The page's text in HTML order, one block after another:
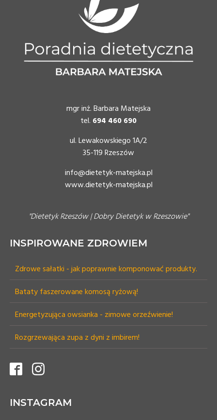
mgr inż. Barbara Matejska
tel. 694 460 690
ul. Lewakowskiego 1A/2
35-119 Rzeszów
info@dietetyk-matejska.pl
www.dietetyk-matejska.pl
"Dietetyk Rzeszów | Dobry Dietetyk w Rzeszowie"
INSPIROWANE ZDROWIEM
Zdrowe sałatki - jak poprawnie komponować produkty.
Bataty faszerowane komosą ryżową!
Energetyzująca owsianka - zimowe orzeźwienie!
Rozgrzewająca zupa z dyni z imbirem!
INSTAGRAM